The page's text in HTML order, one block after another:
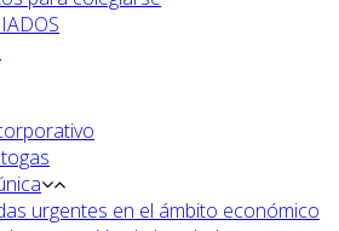
urgentes en el ámbito económico